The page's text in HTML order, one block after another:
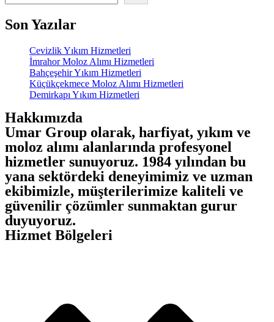
Son Yazılar
Cevizlik Yıkım Hizmetleri
İmrahor Moloz Alımı Hizmetleri
Bahçeşehir Yıkım Hizmetleri
Küçükçekmece Moloz Alımı Hizmetleri
Demirkapı Yıkım Hizmetleri
Hakkımızda
Umar Group olarak, harfiyat, yıkım ve
moloz alımı alanlarında profesyonel
hizmetler sunuyoruz. 1984 yılından bu
yana sektördeki deneyimimiz ve uzman
ekibimizle, müşterilerimize kaliteli ve
güvenilir çözümler sunmaktan gurur
duyuyoruz.
Hizmet Bölgeleri